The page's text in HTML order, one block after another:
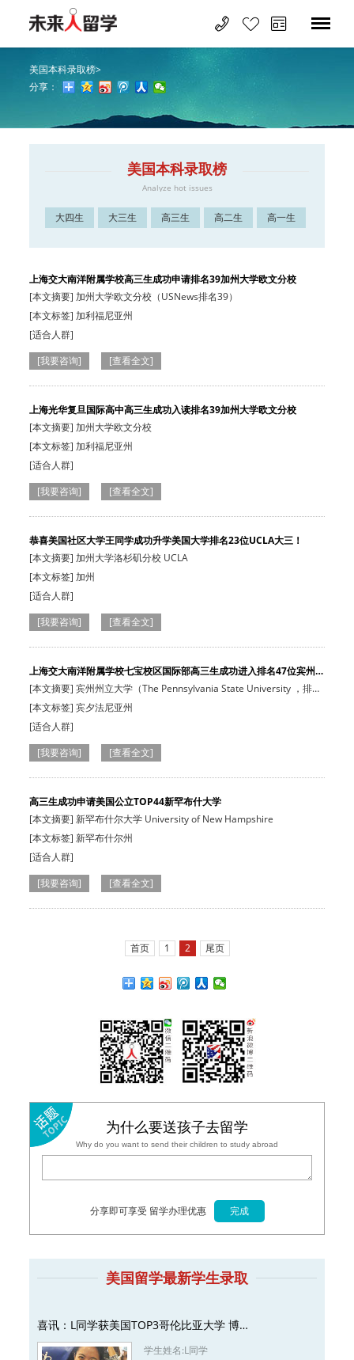
美国本科录取榜>
分享：
美国本科录取榜
Analyze hot issues
大四生 大三生 高三生 高二生 高一生
上海交大南洋附属学校高三生成功申请排名39加州大学欧文分校
[本文摘要] 加州大学欧文分校（USNews排名39）
[本文标签] 加利福尼亚州
[适合人群]
[我要咨询]
[查看全文]
上海光华复旦国际高中高三生成功入读排名39加州大学欧文分校
[本文摘要] 加州大学欧文分校
[本文标签] 加利福尼亚州
[适合人群]
[我要咨询]
[查看全文]
恭喜美国社区大学王同学成功升学美国大学排名23位UCLA大三！
[本文摘要] 加州大学洛杉矶分校 UCLA
[本文标签] 加州
[适合人群]
[我要咨询]
[查看全文]
上海交大南洋附属学校七宝校区国际部高三生成功进入排名47位宾州
州…
[本文摘要] 宾州州立大学（The Pennsylvania State University ，排名
47位）
[本文标签] 宾夕法尼亚州
[适合人群]
[我要咨询]
[查看全文]
高三生成功申请美国公立TOP44新罕布什大学
[本文摘要] 新罕布什尔大学 University of New Hampshire
[本文标签] 新罕布什尔州
[适合人群]
[我要咨询]
[查看全文]
首页 1 2 尾页
为什么要送孩子去留学
Why do you want to send their children to study abroad
分享即可享受 留学办理优惠
美国留学最新学生录取
喜讯：L同学获美国TOP3哥伦比亚大学 博…
学生姓名:L同学